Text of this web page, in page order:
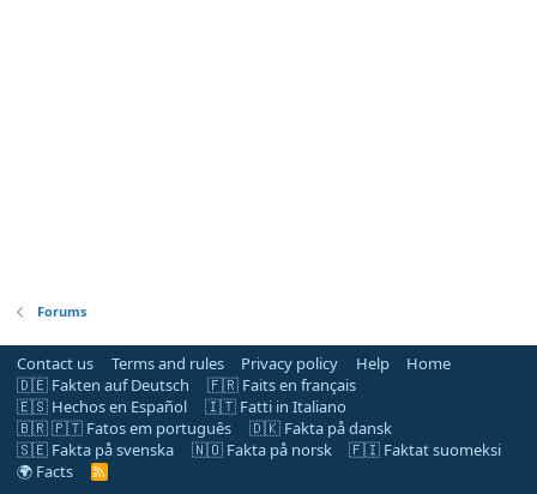
Forums
Contact us Terms and rules Privacy policy Help
Home
🇩🇪 Fakten auf Deutsch
🇫🇷 Faits en français
🇪🇸 Hechos en Español
🇮🇹 Fatti in Italiano
🇧🇷 🇵🇹 Fatos em português
🇩🇰 Fakta på dansk
🇸🇪 Fakta på svenska
🇳🇴 Fakta på norsk
🇫🇮 Faktat suomeksi
🌍 Facts
R